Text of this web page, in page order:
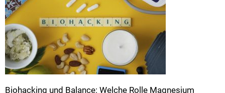
Biohacking und Balance: Welche Rolle Magnesium